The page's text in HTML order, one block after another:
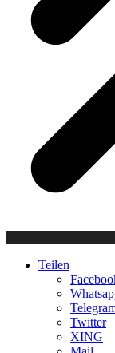
Teilen
Twitter
XING